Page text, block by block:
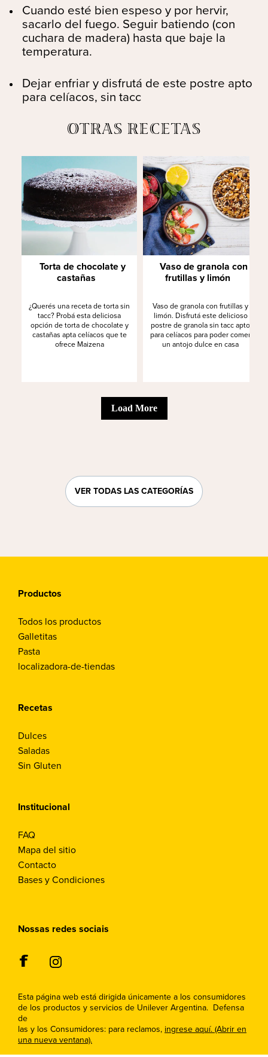
Cuando esté bien espeso y por hervir,
sacarlo del fuego. Seguir batiendo (con
cuchara de madera) hasta que baje la
temperatura.
Dejar enfriar y disfrutá de este postre apto
para celíacos, sin tacc
OTRAS RECETAS
Torta de chocolate y
castañas
¿Querés una receta de torta sin
tacc? Probá esta deliciosa
opción de torta de chocolate y
castañas apta celíacos que te
ofrece Maizena
Vaso de granola con
frutillas y limón
Vaso de granola con frutillas y
limón. Disfrutá este delicioso
postre de granola sin tacc apto
para celíacos para poder comer
un antojo dulce en casa
Load More
VER TODAS LAS CATEGORÍAS
Productos
Todos los productos
Galletitas
Pasta
localizadora-de-tiendas
Recetas
Dulces
Saladas
Sin Gluten
Institucional
FAQ
Mapa del sitio
Contacto
Bases y Condiciones
Nossas redes sociais
Esta página web está dirigida únicamente a los consumidores
de los productos y servicios de Unilever Argentina. Defensa
de
las y los Consumidores: para reclamos, ingrese aquí. (Abrir en
una nueva ventana).